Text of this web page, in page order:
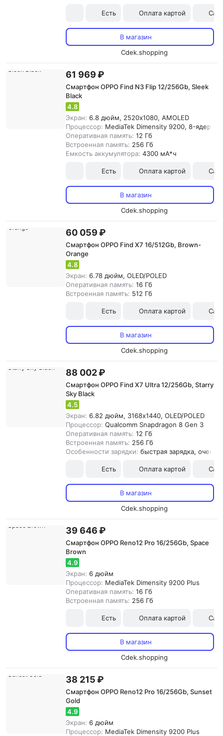
Есть Оплата картой
В магазин
Cdek.shopping
61 969 ₽
Смартфон OPPO Find N3 Flip 12/256Gb, Sleek
Black
4.8
Экран: 6.8 дюйм, 2520x1080, AMOLED
Процессор: MediaTek Dimensity 9200, 8-
Оперативная память: 12 Гб
Встроенная память: 256 Гб
Емкость аккумулятора: 4300 мА*ч
Есть Оплата картой
В магазин
Cdek.shopping
60 059 ₽
Смартфон OPPO Find X7 16/512Gb, Brown-
Orange
4.8
Экран: 6.78 дюйм, OLED/POLED
Оперативная память: 16 Гб
Встроенная память: 512 Гб
Есть Оплата картой
В магазин
Cdek.shopping
88 002 ₽
Смартфон OPPO Find X7 Ultra 12/256Gb, Starry
Sky Black
4.5
Экран: 6.82 дюйм, 3168x1440, OLED/POLED
Процессор: Qualcomm Snapdragon 8 Gen 3
Оперативная память: 12 Гб
Встроенная память: 256 Гб
Особенности зарядки: быстрая зарядка, очень
Есть Оплата картой
В магазин
Cdek.shopping
39 646 ₽
Смартфон OPPO Reno12 Pro 16/256Gb, Space
Brown
4.9
Экран: 6 дюйм
Процессор: MediaTek Dimensity 9200 Plus
Оперативная память: 16 Гб
Встроенная память: 256 Гб
Есть Оплата картой
В магазин
Cdek.shopping
38 215 ₽
Смартфон OPPO Reno12 Pro 16/256Gb, Sunset
Gold
4.9
Экран: 6 дюйм
Процессор: MediaTek Dimensity 9200 Plus